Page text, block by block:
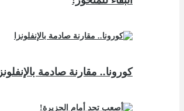
كورونا.. مقارنة صادمة بالإنفلونزا